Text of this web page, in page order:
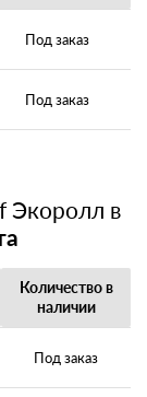
Под заказ
Под заказ
Экоролл в
Количество в
наличии
Под заказ